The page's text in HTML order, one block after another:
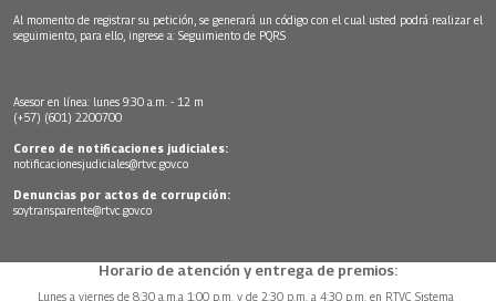
Al momento de registrar su petición, se generará un código con el cual usted podrá realizar el
seguimiento, para ello, ingrese a: Seguimiento de PQRS
Asesor en línea: lunes 9:30 a.m. - 12 m
(+57) (601) 2200700
Correo de notificaciones judiciales:
notificacionesjudiciales@rtvc.gov.co
Denuncias por actos de corrupción:
soytransparente@rtvc.gov.co
Horario de atención y entrega de premios:
Lunes a viernes de 8:30 a.m.a 1:00 p.m. y de 2:30 p.m. a 4:30 p.m. en RTVC Sistema